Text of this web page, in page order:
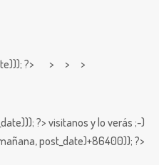
?> > > >
?>visitanos y lo verás ;-)
post_date)+86400)); ?>